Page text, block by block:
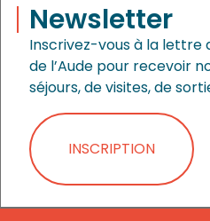
Newsletter
Inscrivez-vous à la lettre
de l’Aude pour recevoir
séjours, de visites, de
INSCRIPTION